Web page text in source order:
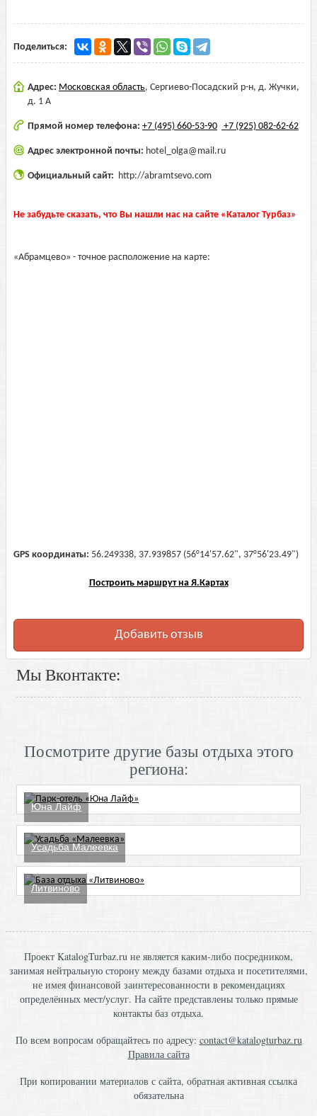
Поделиться:
Адрес: Московская область, Сергиево-Посадский р-н, д. Жучки,
д. 1 А
Прямой номер телефона: +7 (495) 660-53-90 +7 (925) 082-62-62
Адрес электронной почты: hotel_olga@mail.ru
Официальный сайт: http://abramtsevo.com
Не забудьте сказать, что Вы нашли нас на сайте «Каталог Турбаз»
«Абрамцево» - точное расположение на карте:
GPS координаты: 56.249338, 37.939857 (56°14'57.62", 37°56'23.49")
Построить маршрут на Я.Картах
Добавить отзыв
Мы Вконтакте:
Посмотрите другие базы отдыха этого
региона:
Юна Лайф
Усадьба Малеевка
Литвиново
Проект KatalogTurbaz.ru не является каким-либо посредником,
занимая нейтральную сторону между базами отдыха и посетителями,
не имея финансовой заинтересованности в рекомендациях
определённых мест/услуг. На сайте представлены только прямые
контакты баз отдыха.
По всем вопросам обращайтесь по адресу: contact@katalogturbaz.ru
Правила сайта
При копировании материалов с сайта, обратная активная ссылка
обязательна